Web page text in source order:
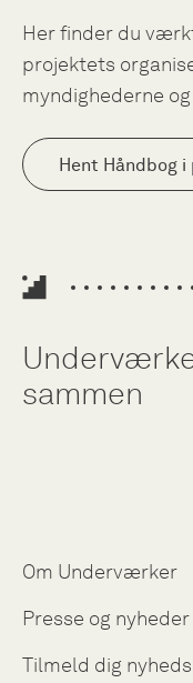
Her finder du
projektets
myndighederne
Hent Håndbog
sammen
Om Underværker
Presse og nyheder
Tilmeld dig